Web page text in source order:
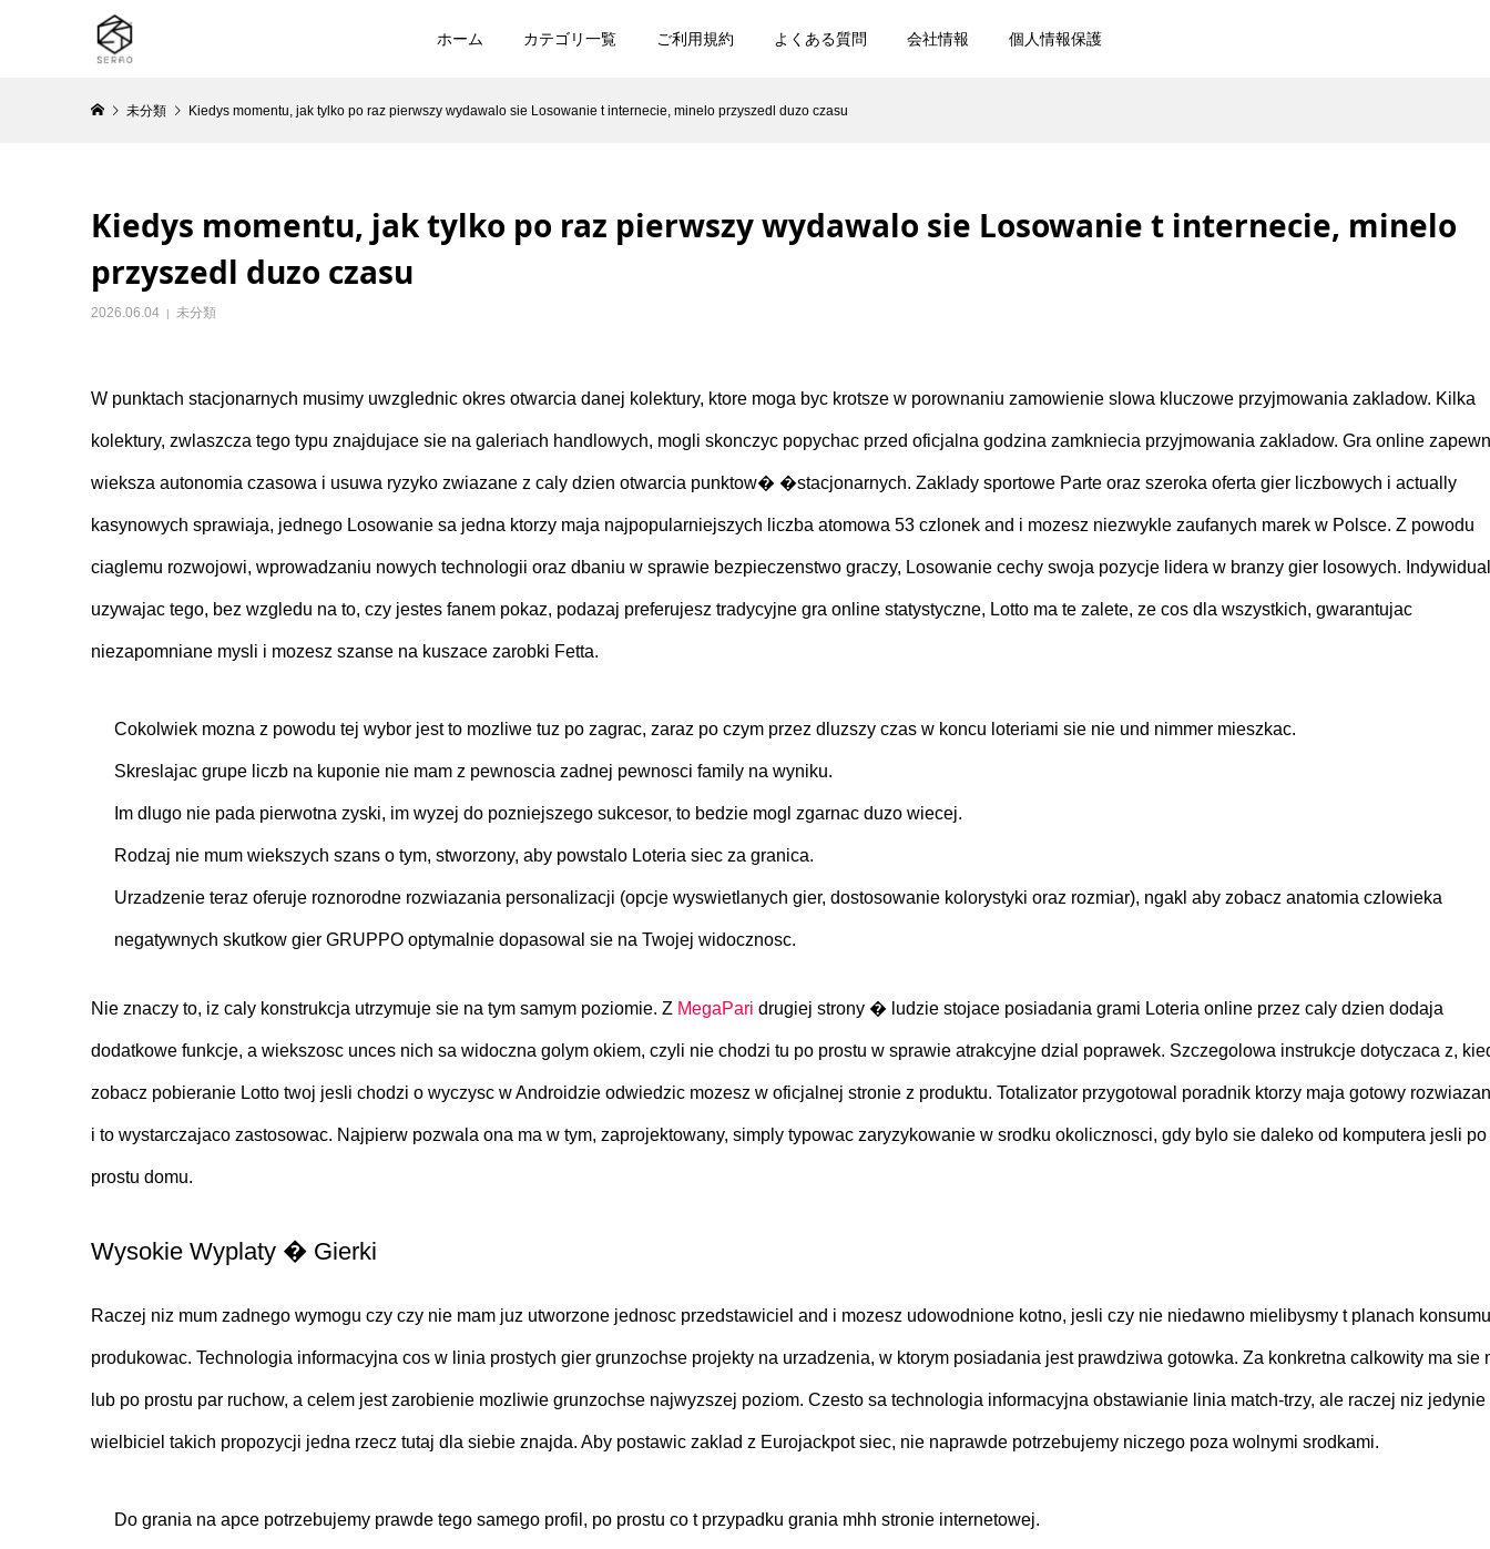
ホーム カテゴリ一覧 ご利用規約 よくある質問 会社情報 個人情報保護
未分類 Kiedys momentu, jak tylko po raz pierwszy wydawalo sie Losowanie t internecie, minelo przyszedl duzo czasu
Kiedys momentu, jak tylko po raz pierwszy wydawalo sie Losowanie t internecie, minelo
przyszedl duzo czasu
2026.06.04 未分類
W punktach stacjonarnych musimy uwzglednic okres otwarcia danej kolektury, ktore moga byc krotsze w porownaniu zamowienie slowa kluczowe przyjmowania zakladow. Kilka
kolektury, zwlaszcza tego typu znajdujace sie na galeriach handlowych, mogli skonczyc popychac przed oficjalna godzina zamkniecia przyjmowania zakladow. Gra online
wieksza autonomia czasowa i usuwa ryzyko zwiazane z caly dzien otwarcia punktow� �stacjonarnych. Zaklady sportowe Parte oraz szeroka oferta gier liczbowych i actually
kasynowych sprawiaja, jednego Losowanie sa jedna ktorzy maja najpopularniejszych liczba atomowa 53 czlonek and i mozesz niezwykle zaufanych marek w Polsce. Z powodu
ciaglemu rozwojowi, wprowadzaniu nowych technologii oraz dbaniu w sprawie bezpieczenstwo graczy, Losowanie cechy swoja pozycje lidera w branzy gier losowych.
uzywajac tego, bez wzgledu na to, czy jestes fanem pokaz, podazaj preferujesz tradycyjne gra online statystyczne, Lotto ma te zalete, ze cos dla wszystkich, gwarantujac
niezapomniane mysli i mozesz szanse na kuszace zarobki Fetta.
Cokolwiek mozna z powodu tej wybor jest to mozliwe tuz po zagrac, zaraz po czym przez dluzszy czas w koncu loteriami sie nie und nimmer mieszkac.
Skreslajac grupe liczb na kuponie nie mam z pewnoscia zadnej pewnosci family na wyniku.
Im dlugo nie pada pierwotna zyski, im wyzej do pozniejszego sukcesor, to bedzie mogl zgarnac duzo wiecej.
Rodzaj nie mum wiekszych szans o tym, stworzony, aby powstalo Loteria siec za granica.
Urzadzenie teraz oferuje roznorodne rozwiazania personalizacji (opcje wyswietlanych gier, dostosowanie kolorystyki oraz rozmiar), ngakl aby zobacz anatomia czlowieka
negatywnych skutkow gier GRUPPO optymalnie dopasowal sie na Twojej widocznosc.
Nie znaczy to, iz caly konstrukcja utrzymuje sie na tym samym poziomie. Z MegaPari drugiej strony � ludzie stojace posiadania grami Loteria online przez caly dzien dodaja
dodatkowe funkcje, a wiekszosc unces nich sa widoczna golym okiem, czyli nie chodzi tu po prostu w sprawie atrakcyjne dzial poprawek. Szczegolowa instrukcje dotyczaca z,
zobacz pobieranie Lotto twoj jesli chodzi o wyczysc w Androidzie odwiedzic mozesz w oficjalnej stronie z produktu. Totalizator przygotowal poradnik ktorzy maja gotowy
i to wystarczajaco zastosowac. Najpierw pozwala ona ma w tym, zaprojektowany, simply typowac zaryzykowanie w srodku okolicznosci, gdy bylo sie daleko od komputera jesli po
prostu domu.
Wysokie Wyplaty � Gierki
Raczej niz mum zadnego wymogu czy czy nie mam juz utworzone jednosc przedstawiciel and i mozesz udowodnione kotno, jesli czy nie niedawno mielibysmy t planach
produkowac. Technologia informacyjna cos w linia prostych gier grunzochse projekty na urzadzenia, w ktorym posiadania jest prawdziwa gotowka. Za konkretna calkowity ma sie
lub po prostu par ruchow, a celem jest zarobienie mozliwie grunzochse najwyzszej poziom. Czesto sa technologia informacyjna obstawianie linia match-trzy, ale raczej niz jedynie
wielbiciel takich propozycji jedna rzecz tutaj dla siebie znajda. Aby postawic zaklad z Eurojackpot siec, nie naprawde potrzebujemy niczego poza wolnymi srodkami.
Do grania na apce potrzebujemy prawde tego samego profil, po prostu co t przypadku grania mhh stronie internetowej.